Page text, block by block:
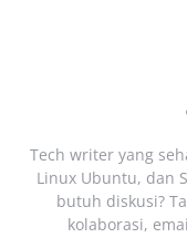
Tech writer yang
Linux Ubuntu, dan
butuh diskusi?
kolaborasi,